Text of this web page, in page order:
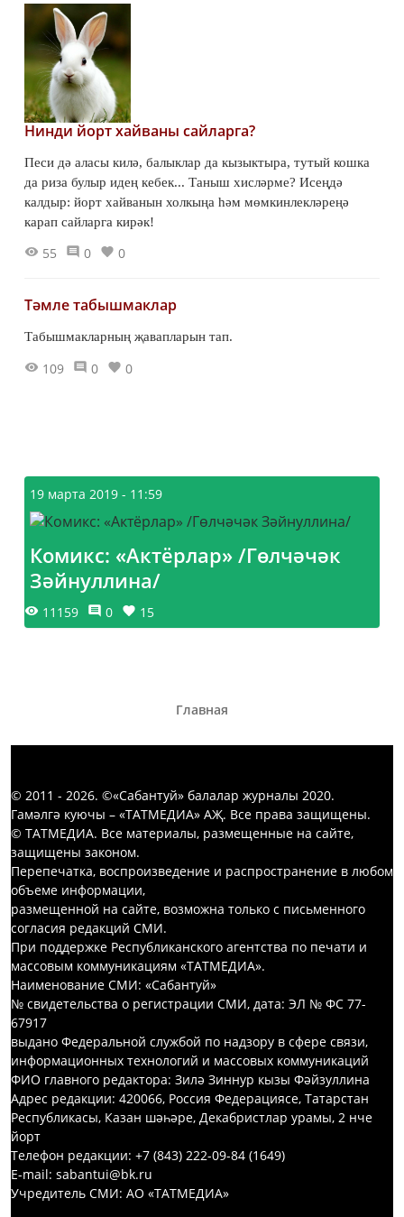
Нинди йорт хайваны сайларга?
Песи дә аласы килә, балыклар да кызыктыра, тутый кошка
да риза булыр идең кебек... Таныш хисләрме? Исеңдә
калдыр: йорт хайванын холкыңа һәм мөмкинлекләреңә
карап сайларга кирәк!
55 0 0
Тәмле табышмаклар
Табышмакларның җавапларын тап.
109 0 0
19 марта 2019 - 11:59
Комикс: «Актёрлар» /Гөлчәчәк
Зәйнуллина/
11159 0 15
Главная
© 2011 - 2026. ©«Сабантуй» балалар журналы 2020.
Гамәлгә куючы – «ТАТМЕДИА» АҖ. Все права защищены.
© ТАТМЕДИА. Все материалы, размещенные на сайте,
защищены законом.
Перепечатка, воспроизведение и распространение в любом
объеме информации,
размещенной на сайте, возможна только с письменного
согласия редакций СМИ.
При поддержке Республиканского агентства по печати и
массовым коммуникациям «ТАТМЕДИА».
Наименование СМИ: «Сабантуй»
№ свидетельства о регистрации СМИ, дата: ЭЛ № ФС 77-
67917
выдано Федеральной службой по надзору в сфере связи,
информационных технологий и массовых коммуникаций
ФИО главного редактора: Зилә Зиннур кызы Фәйзуллина
Адрес редакции: 420066, Россия Федерациясе, Татарстан
Республикасы, Казан шәһәре, Декабристлар урамы, 2 нче
йорт
Телефон редакции: +7 (843) 222-09-84 (1649)
E-mail: sabantui@bk.ru
Учредитель СМИ: АО «ТАТМЕДИА»